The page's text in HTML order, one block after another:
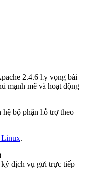
2.4.6 hy vọng bài
mạnh mẽ và hoạt động
hệ bộ phận hỗ trợ theo
Linux.
ký dịch vụ gửi trực tiếp